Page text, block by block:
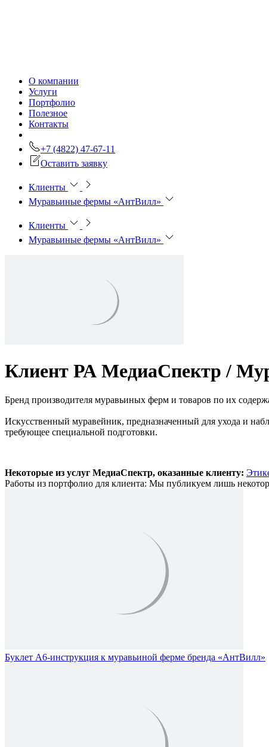
О компании
Услуги
Портфолио
Полезное
Контакты
+7 (4822) 47-67-11
Оставить заявку
Клиенты
Муравьиные фермы «АнтВилл»
Клиенты
Муравьиные фермы «АнтВилл»
Клиент РА МедиаСпектр /
Бренд производителя муравьиных ферм и товаров по их
Искусственный муравейник, предназначенный для ухода и
требующее специальной подготовки.
Некоторые из услуг МедиаСпектр, оказанные клиенту:
Работы из портфолио для клиента: Мы публикуем лишь
Буклет А6-инструкция к муравьиной ферме бренда «АнтВилл»